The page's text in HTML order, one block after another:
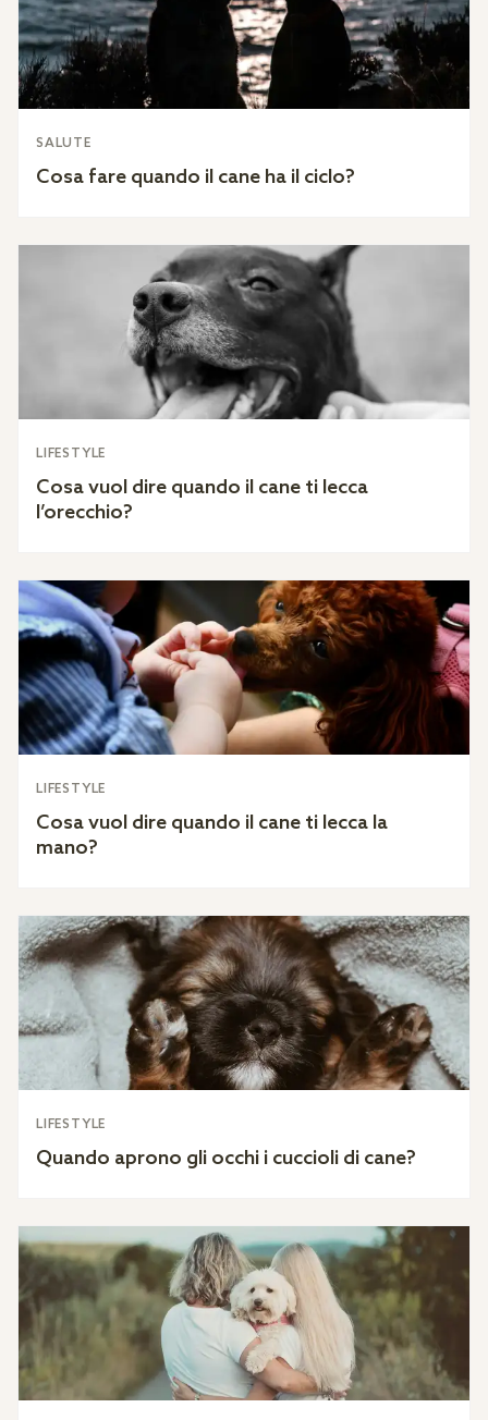
SALUTE
Cosa fare quando il cane ha il ciclo?
LIFESTYLE
Cosa vuol dire quando il cane ti lecca
l’orecchio?
LIFESTYLE
Cosa vuol dire quando il cane ti lecca la
mano?
LIFESTYLE
Quando aprono gli occhi i cuccioli di cane?